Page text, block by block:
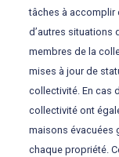
tâches à accomplir
d’autres situations
membres de la
mises à jour de
collectivité. En cas
collectivité ont
maisons évacuées
chaque propriété.